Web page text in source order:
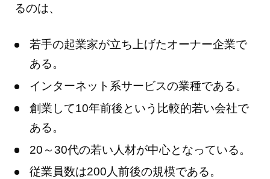
るのは、
若手の起業家が立ち上げたオーナー企業で
ある。
インターネット系サービスの業種である。
創業して10年前後という比較的若い会社で
ある。
20～30代の若い人材が中心となっている。
従業員数は200人前後の規模である。